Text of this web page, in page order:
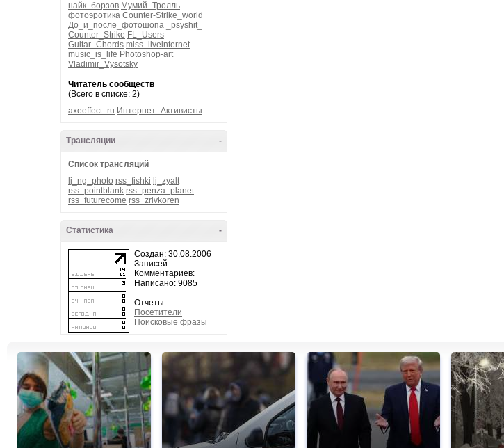
найк_борзов Мумий_Тролль
фотоэротика Counter-Strike_world
До_и_после_фотошопа
_psyshit_
Counter_Strike FL_Users
Guitar_Chords miss_liveinternet
music_is_life Photoshop-art
Vladimir_Vysotsky
Читатель сообществ
(Всего в списке: 2)
axeeffect_ru Интернет_Активисты
-
Трансляции
Список трансляций
lj_ng_photo rss_fishki lj_zyalt
rss_pointblank rss_penza_planet
rss_futurecome rss_zrivkoren
-
Статистика
Создан: 30.08.2006
Записей:
Комментариев:
Написано: 9085
Отчеты:
Посетители
Поисковые фразы